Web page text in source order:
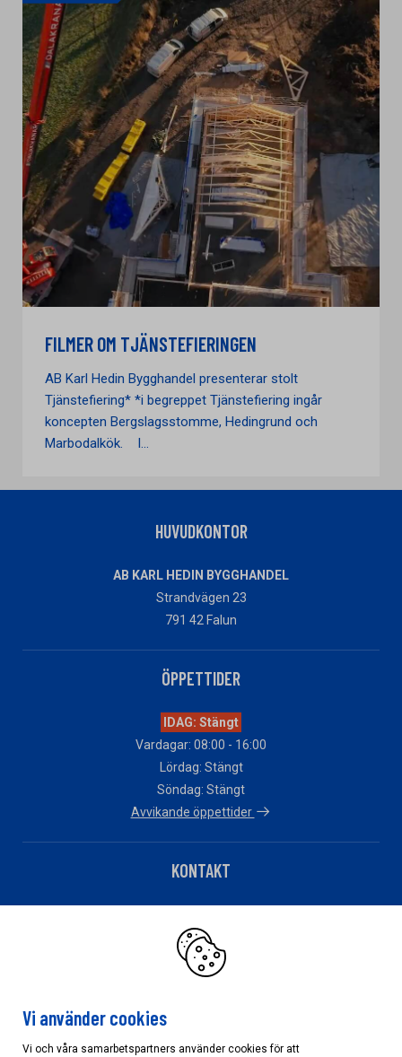
FILMER OM TJÄNSTEFIERINGEN
AB Karl Hedin Bygghandel presenterar stolt
Tjänstefiering* *i begreppet Tjänstefiering ingår
koncepten Bergslagsstomme, Hedingrund och
Marbodalkök. I...
HUVUDKONTOR
AB KARL HEDIN BYGGHANDEL
Strandvägen 23
791 42 Falun
ÖPPETTIDER
IDAG: Stängt
Vardagar: 08:00 - 16:00
Lördag: Stängt
Söndag: Stängt
Avvikande öppettider
KONTAKT
Har du fakturafrågor?
Klicka här
Vi använder cookies
Vi och våra samarbetspartners använder cookies för att